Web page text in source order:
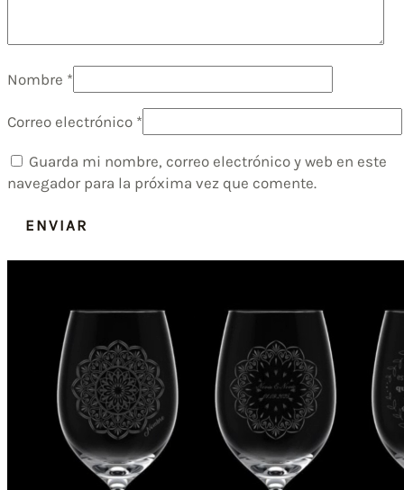
Nombre *
Correo electrónico *
Guarda mi nombre, correo electrónico y web en este
navegador para la próxima vez que comente.